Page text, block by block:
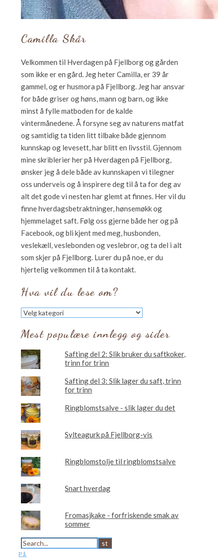
Camilla Skår
Velkommen til Hverdagen på Fjellborg og gården
som ikke er en gård. Jeg heter Camilla, er 39 år
gammel, og er husmora på Fjellborg. Jeg har ansvar
for både griser og høns, mann og barn, og ikke
minst å fylle matboden for de kalde
vintermånedene. Å forsyne seg av naturens matfat
og samtidig ta tiden litt tilbake både gjennom
kunnskap og levesett, har blitt en livsstil. Gjennom
mine skriblerier her på Hverdagen på Fjellborg,
ønsker jeg å dele både av kunnskapen vi tilegner
oss underveis og å inspirere deg til å ta for deg av
alt det gode vi nesten har glemt at finnes. Her vil du
finne hverdagsbetraktninger, hønsemøkk og
hjemmelaget saft. Følg oss gjerne både her og på
Facebook, og bli kjent med meg, husbonden,
veslekæll, veslebonden og veslebror, og ta del i alt
som skjer på Fjellborg. Lurer du på noe, er du
hjertelig velkommen til å ta kontakt.
Hva vil du lese om?
Hva
vil
du
lese
Mest populære innlegg og sider
Safting del 2: Slik bruker du saftkoker,
trinn for trinn
Safting del 3: Slik lager du saft, trinn
for trinn
Ringblomstsalve - slik lager du det
Sylteagurk på Fjellborg-vis
Ringblomstolje til ringblomstsalve
Snart hverdag
Fromasjkake - forfriskende smak av
sommer
På